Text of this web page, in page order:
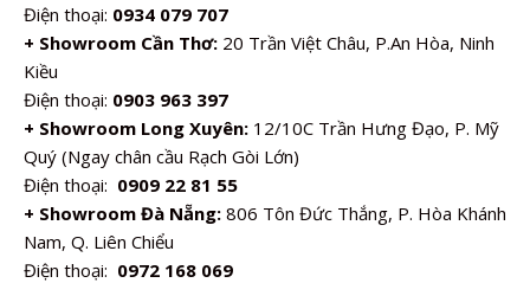
Điện thoại: 0934 079 707
+ Showroom Cần Thơ: 20 Trần Việt Châu, P.An Hòa, Ninh
Kiều
Điện thoại: 0903 963 397
+ Showroom Long Xuyên: 12/10C Trần Hưng Đạo, P. Mỹ
Quý (Ngay chân cầu Rạch Gòi Lớn)
Điện thoại: 0909 22 81 55
+ Showroom Đà Nẵng: 806 Tôn Đức Thắng, P. Hòa Khánh
Nam, Q. Liên Chiểu
Điện thoại: 0972 168 069